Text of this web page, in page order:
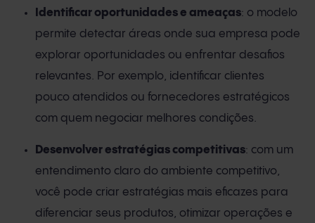
Identificar oportunidades e ameaças: o modelo
permite detectar áreas onde sua empresa pode
explorar oportunidades ou enfrentar desafios
relevantes. Por exemplo, identificar clientes
pouco atendidos ou fornecedores estratégicos
com quem negociar melhores condições.
Desenvolver estratégias competitivas: com um
entendimento claro do ambiente competitivo,
você pode criar estratégias mais eficazes para
diferenciar seus produtos, otimizar operações e